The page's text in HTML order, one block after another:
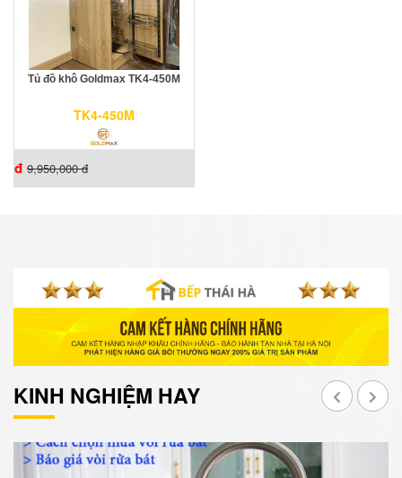
Tủ đồ khô Goldmax TK4-450M
TK4-450M
đ 9,950,000 đ
KINH NGHIỆM HAY